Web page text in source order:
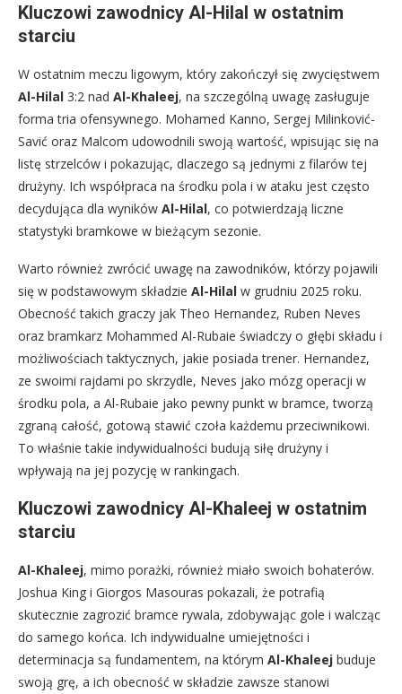
Kluczowi zawodnicy Al-Hilal w ostatnim
starciu
W ostatnim meczu ligowym, który zakończył się zwycięstwem
Al-Hilal 3:2 nad Al-Khaleej, na szczególną uwagę zasługuje
forma tria ofensywnego. Mohamed Kanno, Sergej Milinković-
Savić oraz Malcom udowodnili swoją wartość, wpisując się na
listę strzelców i pokazując, dlaczego są jednymi z filarów tej
drużyny. Ich współpraca na środku pola i w ataku jest często
decydująca dla wyników Al-Hilal, co potwierdzają liczne
statystyki bramkowe w bieżącym sezonie.
Warto również zwrócić uwagę na zawodników, którzy pojawili
się w podstawowym składzie Al-Hilal w grudniu 2025 roku.
Obecność takich graczy jak Theo Hernandez, Ruben Neves
oraz bramkarz Mohammed Al-Rubaie świadczy o głębi składu i
możliwościach taktycznych, jakie posiada trener. Hernandez,
ze swoimi rajdami po skrzydle, Neves jako mózg operacji w
środku pola, a Al-Rubaie jako pewny punkt w bramce, tworzą
zgraną całość, gotową stawić czoła każdemu przeciwnikowi.
To właśnie takie indywidualności budują siłę drużyny i
wpływają na jej pozycję w rankingach.
Kluczowi zawodnicy Al-Khaleej w ostatnim
starciu
Al-Khaleej, mimo porażki, również miało swoich bohaterów.
Joshua King i Giorgos Masouras pokazali, że potrafią
skutecznie zagrozić bramce rywala, zdobywając gole i walcząc
do samego końca. Ich indywidualne umiejętności i
determinacja są fundamentem, na którym Al-Khaleej buduje
swoją grę, a ich obecność w składzie zawsze stanowi